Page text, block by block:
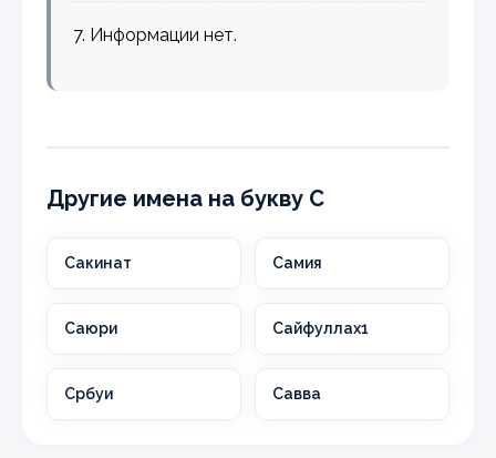
7. Информации нет.
Другие имена на букву С
Сакинат Самия
Саюри Сайфуллах1
Србуи Савва